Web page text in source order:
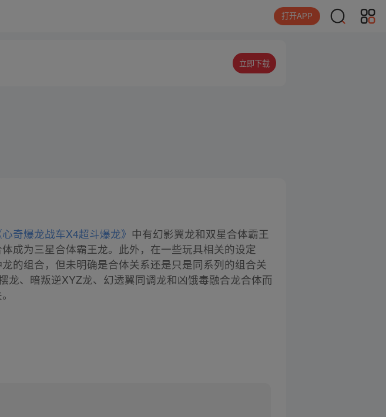
打开APP
立即下载
心奇爆龙战车X4超斗爆龙》 中有幻影翼龙和双星合体霸王
成为三星合体霸王龙。此外，在一些玩具相关的设定
的组合，但未明确是合体关系还是只是同系列的组合关
龙、暗叛逆XYZ龙、幻透翼同调龙和凶饿毒融合龙合体而